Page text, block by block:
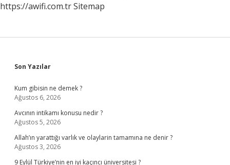
https://awifi.com.trSitemap
Sidebar
Son Yazılar
Kum gibisin ne demek ?
Ağustos 6, 2026
Avcının intikamı konusu nedir ?
Ağustos 5, 2026
Allah’ın yarattığı varlık ve olaylarin tamamına ne denir ?
Ağustos 3, 2026
9 Eylül Türkiye’nin en iyi kaçıncı üniversitesi ?